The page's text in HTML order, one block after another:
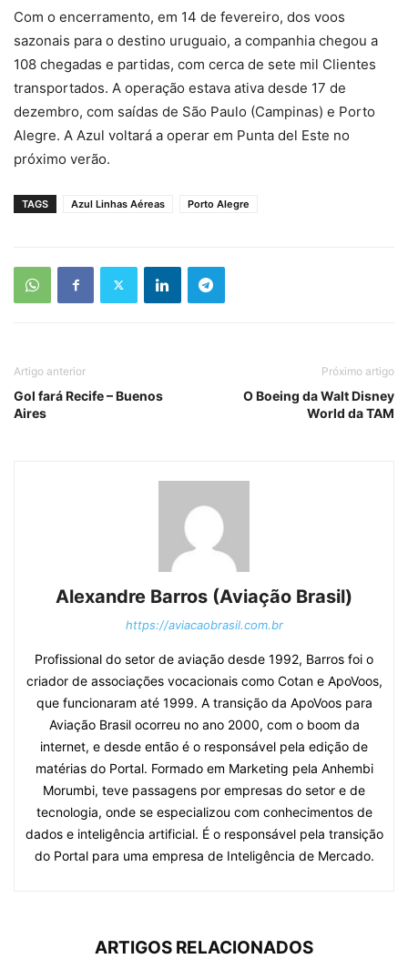
Com o encerramento, em 14 de fevereiro, dos voos
sazonais para o destino uruguaio, a companhia chegou a
108 chegadas e partidas, com cerca de sete mil Clientes
transportados. A operação estava ativa desde 17 de
dezembro, com saídas de São Paulo (Campinas) e Porto
Alegre. A Azul voltará a operar em Punta del Este no
próximo verão.
TAGS Azul Linhas Aéreas Porto Alegre
Artigo anterior
Gol fará Recife – Buenos
Aires
Próximo artigo
O Boeing da Walt Disney
World da TAM
Alexandre Barros (Aviação Brasil)
https://aviacaobrasil.com.br
Profissional do setor de aviação desde 1992, Barros foi o
criador de associações vocacionais como Cotan e ApoVoos,
que funcionaram até 1999. A transição da ApoVoos para
Aviação Brasil ocorreu no ano 2000, com o boom da
internet, e desde então é o responsável pela edição de
matérias do Portal. Formado em Marketing pela Anhembi
Morumbi, teve passagens por empresas do setor e de
tecnologia, onde se especializou com conhecimentos de
dados e inteligência artificial. É o responsável pela transição
do Portal para uma empresa de Inteligência de Mercado.
ARTIGOS RELACIONADOS